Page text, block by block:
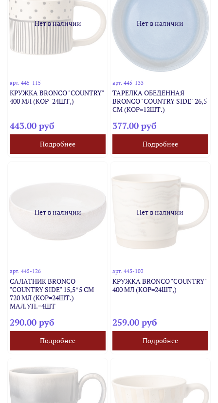
Нет в наличии
арт.445-115
КРУЖКА BRONCO "COUNTRY"
400 МЛ (КОР=24ШТ,)
443.00 руб
Подробнее
Нет в наличии
арт. 445-133
ТАРЕЛКА ОБЕДЕННАЯ
BRONCO "COUNTRY SIDE" 26,5
СМ (КОР=12ШТ.)
377.00 руб
Подробнее
Нет в наличии
арт.445-126
САЛАТНИК BRONCO
"COUNTRY SIDE" 15,5*5 СМ
720 МЛ (КОР=24ШТ.)
МАЛ.УП.=4ШТ
290.00 руб
Подробнее
Нет в наличии
арт. 445-102
КРУЖКА BRONCO "COUNTRY"
400 МЛ (КОР=24ШТ,)
259.00 руб
Подробнее